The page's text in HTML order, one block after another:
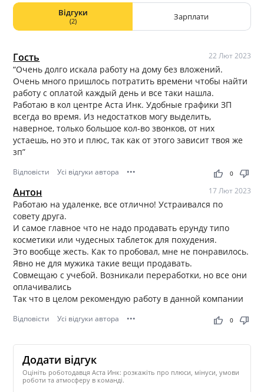
Відгуки
(2) Зарплати
Гость 22 Лют 2023
“Очень долго искала работу на дому без вложений.
Очень много пришлось потратить времени чтобы найти
работу с оплатой каждый день и все таки нашла.
Работаю в кол центре Аста Инк. Удобные графики ЗП
всегда во время. Из недостатков могу выделить,
наверное, только большое кол-во звонков, от них
устаешь, но это и плюс, так как от этого зависит твоя же
зп”
Відповісти Усі відгуки автора ••• thumb_up thumb_down
0
Антон 17 Лют 2023
Работаю на удаленке, все отлично! Устраивался по
совету друга.
И самое главное что не надо продавать ерунду типо
косметики или чудесных таблеток для похудения.
Это вообще жесть. Как то пробовал, мне не понравилось.
Явно не для мужика такие вещи продавать.
Совмещаю с учебой. Возникали переработки, но все они
оплачивались
Так что в целом рекомендую работу в данной компании
Відповісти Усі відгуки автора ••• thumb_up thumb_down
0
Додати відгук
Оцініть роботодавця Аста Инк: розкажіть про плюси, мінуси, умови
роботи та атмосферу в команді.